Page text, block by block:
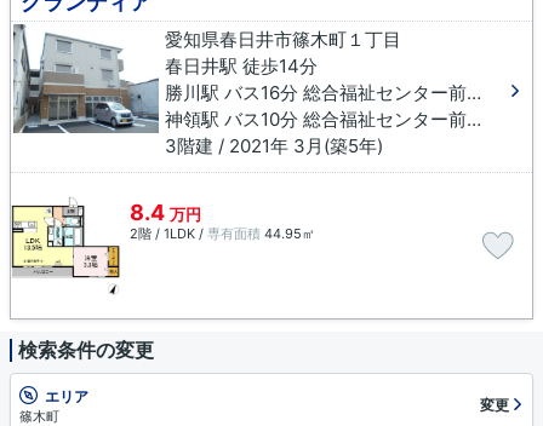
愛知県春日井市篠木町１丁目
春日井駅 徒歩14分
勝川駅 バス16分 総合福祉センター前（春日井市）下車 徒歩7分
神領駅 バス10分 総合福祉センター前（春日井市）下車 徒歩9分
3階建 / 2021年 3月(築5年)
8.4 万円
2階 / 1LDK / 専有面積 44.95㎡
検索条件の変更
エリア
篠木町
変更